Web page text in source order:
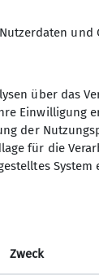
und
über das
Einwilligung
der
für die
Zweck